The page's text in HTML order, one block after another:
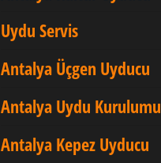
Uydu Servis
Antalya Üçgen Uyducu
Antalya Uydu Kurulumu
Antalya Kepez Uyducu